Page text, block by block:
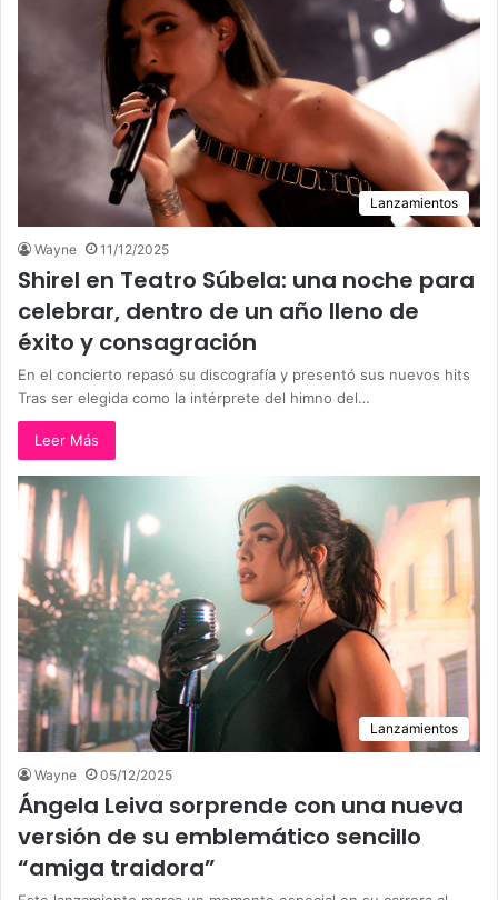
Lanzamientos
Wayne 11/12/2025
Shirel en Teatro Súbela: una noche para
celebrar, dentro de un año lleno de
éxito y consagración
En el concierto repasó su discografía y presentó sus nuevos hits
Tras ser elegida como la intérprete del himno del…
Leer Más
Lanzamientos
Wayne 05/12/2025
Ángela Leiva sorprende con una nueva
versión de su emblemático sencillo
“amiga traidora”